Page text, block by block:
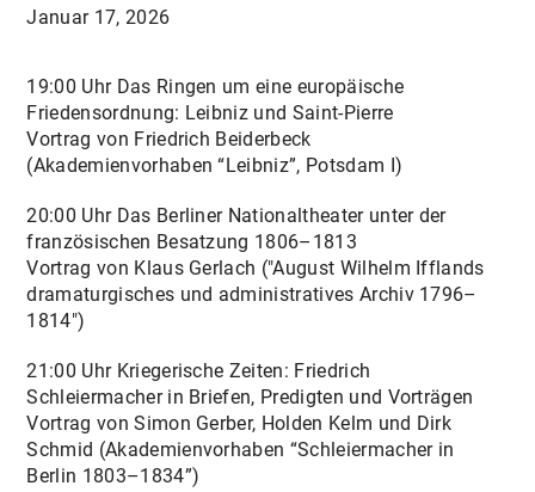
Januar 17, 2026
19:00 Uhr Das Ringen um eine europäische
Friedensordnung: Leibniz und Saint-Pierre
Vortrag von Friedrich Beiderbeck
(Akademienvorhaben “Leibniz”, Potsdam I)
20:00 Uhr Das Berliner Nationaltheater unter der
französischen Besatzung 1806–1813
Vortrag von Klaus Gerlach ("August Wilhelm Ifflands
dramaturgisches und administratives Archiv 1796–
1814")
21:00 Uhr Kriegerische Zeiten: Friedrich
Schleiermacher in Briefen, Predigten und Vorträgen
Vortrag von Simon Gerber, Holden Kelm und Dirk
Schmid (Akademienvorhaben “Schleiermacher in
Berlin 1803–1834”)